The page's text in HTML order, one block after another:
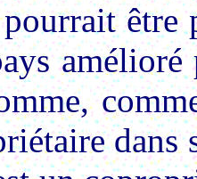
être
dans